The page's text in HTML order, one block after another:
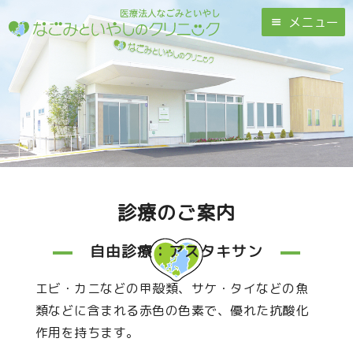
メニュー
診療のご案内
自由診療：アスタキサン
エビ・カニなどの甲殻類、サケ・タイなどの魚
類などに含まれる赤色の色素で、優れた抗酸化
作用を持ちます。